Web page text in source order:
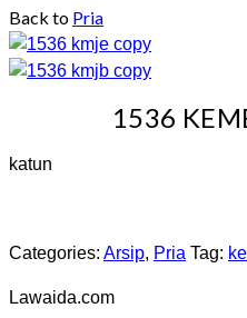
Back to Pria
1536
katun
Categories: Arsip, Pria Tag:
Lawaida.com